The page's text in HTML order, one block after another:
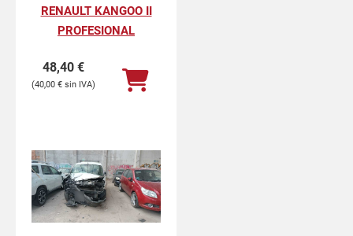
RENAULT KANGOO II
PROFESIONAL
48,40 €
40,00 €